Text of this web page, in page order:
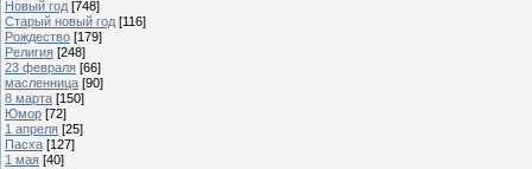
Новый год [748]
Старый новый год [116]
Рождество [179]
Религия [248]
23 февраля [66]
масленница [90]
8 марта [150]
Юмор [72]
1 апреля [25]
Пасха [127]
1 мая [40]